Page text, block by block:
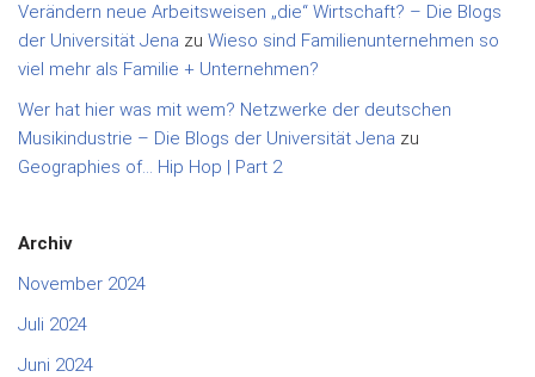
Verändern neue Arbeitsweisen „die“ Wirtschaft? – Die Blogs
der Universität Jena zu Wieso sind Familienunternehmen so
viel mehr als Familie + Unternehmen?
Wer hat hier was mit wem? Netzwerke der deutschen
Musikindustrie – Die Blogs der Universität Jena zu
Geographies of… Hip Hop | Part 2
Archiv
November 2024
Juli 2024
Juni 2024